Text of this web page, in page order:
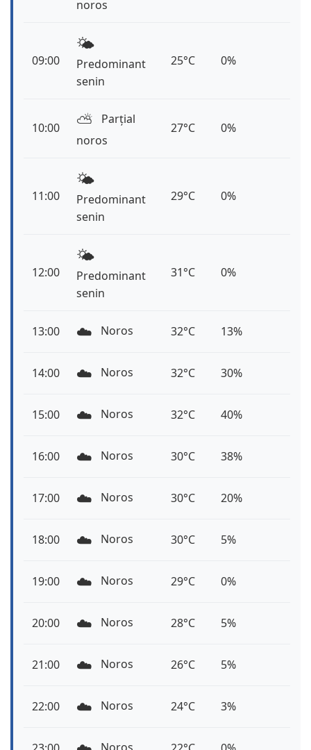
noros
09:00
🌤️
Predominant
senin
25°C 0%
10:00 ⛅️
Parțial
noros
27°C 0%
11:00
🌤️
Predominant
senin
29°C 0%
12:00
🌤️
Predominant
senin
31°C 0%
13:00 ☁️ Noros 32°C 13%
14:00 ☁️ Noros 32°C 30%
15:00 ☁️ Noros 32°C 40%
16:00 ☁️ Noros 30°C 38%
17:00 ☁️ Noros 30°C 20%
18:00 ☁️ Noros 30°C 5%
19:00 ☁️ Noros 29°C 0%
20:00 ☁️ Noros 28°C 5%
21:00 ☁️ Noros 26°C 5%
22:00 ☁️ Noros 24°C 3%